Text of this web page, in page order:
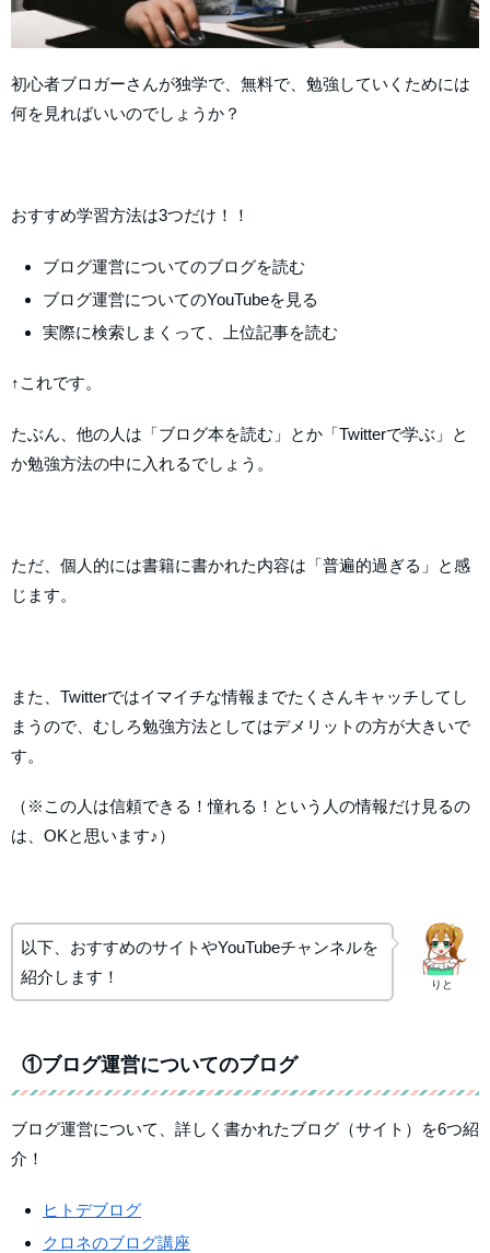
初心者ブロガーさんが独学で、無料で、勉強していくためには
何を見ればいいのでしょうか？
おすすめ学習方法は3つだけ！！
ブログ運営についてのブログを読む
ブログ運営についてのYouTubeを見る
実際に検索しまくって、上位記事を読む
↑これです。
たぶん、他の人は「ブログ本を読む」とか「Twitterで学ぶ」と
か勉強方法の中に入れるでしょう。
ただ、個人的には書籍に書かれた内容は「普遍的過ぎる」と感
じます。
また、Twitterではイマイチな情報までたくさんキャッチしてし
まうので、むしろ勉強方法としてはデメリットの方が大きいで
す。
（※この人は信頼できる！憧れる！という人の情報だけ見るの
は、OKと思います♪）
りと
以下、おすすめのサイトやYouTubeチャンネルを
紹介します！
①ブログ運営についてのブログ
ブログ運営について、詳しく書かれたブログ（サイト）を6つ紹
介！
ヒトデブログ
クロネのブログ講座